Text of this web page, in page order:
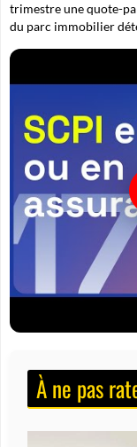
trimestre une quote-
du parc immobilier
À ne pas